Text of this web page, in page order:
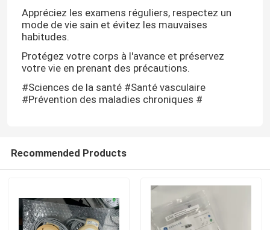
Appréciez les examens réguliers, respectez un
mode de vie sain et évitez les mauvaises
habitudes.
Protégez votre corps à l'avance et préservez
votre vie en prenant des précautions.
#Sciences de la santé #Santé vasculaire
#Prévention des maladies chroniques #
Recommended Products